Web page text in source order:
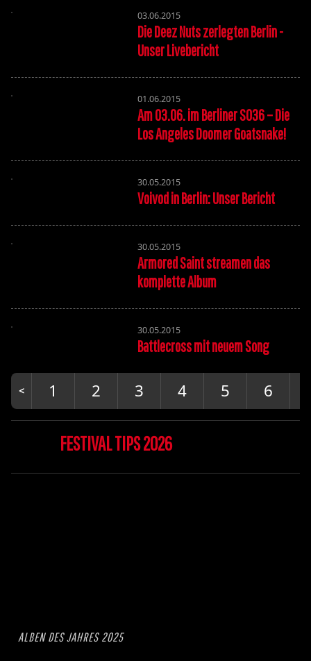
ALBEN DES JAHRES 2025
03.06.2015
Die Deez Nuts zerlegten Berlin -
Unser Livebericht
01.06.2015
Am 03.06. im Berliner SO36 – Die
Los Angeles Doomer Goatsnake!
30.05.2015
Voivod in Berlin: Unser Bericht
30.05.2015
Armored Saint streamen das
komplette Album
30.05.2015
Battlecross mit neuem Song
1 2 3 4 5 6
FESTIVAL TIPS 2026